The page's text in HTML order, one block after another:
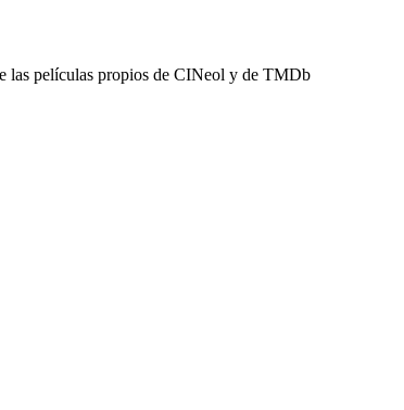
las películas propios de CINeol y de TMDb